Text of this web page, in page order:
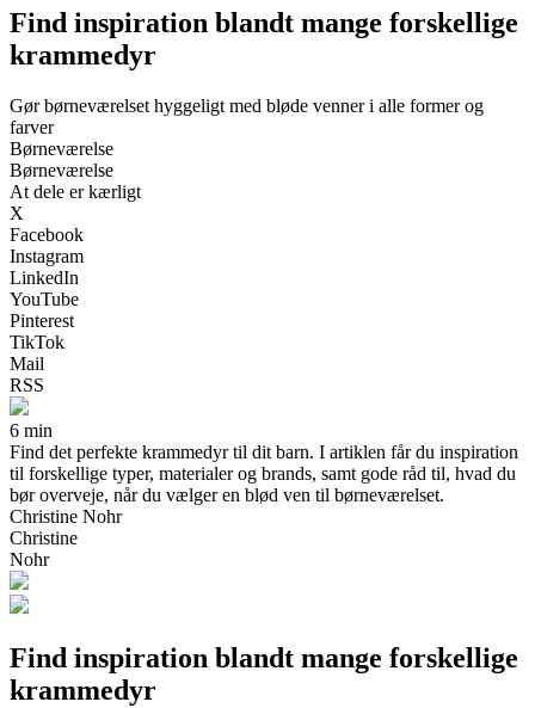
Find inspiration blandt mange forskellige
krammedyr
Gør børneværelset hyggeligt med bløde venner i alle former og
farver
Børneværelse
Børneværelse
At dele er kærligt
X
Facebook
Instagram
LinkedIn
YouTube
Pinterest
TikTok
Mail
RSS
6 min
Find det perfekte krammedyr til dit barn. I artiklen får du inspiration
til forskellige typer, materialer og brands, samt gode råd til, hvad du
bør overveje, når du vælger en blød ven til børneværelset.
Christine Nohr
Christine
Nohr
Find inspiration blandt mange forskellige
krammedyr